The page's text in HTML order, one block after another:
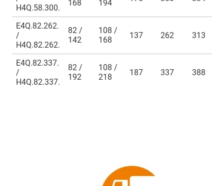
H4Q.58.300.
168
194
E4Q.82.262.
/
H4Q.82.262.
82 /
142
108 /
168
137 262 313
E4Q.82.337.
/
H4Q.82.337.
82 /
192
108 /
218
187 337 388